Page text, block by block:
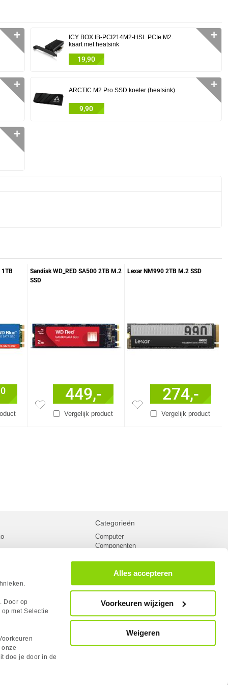
Door op
met Selectie
doe je door in de
Alles accepteren
Voorkeuren wijzigen
Weigeren
✛
ICY BOX IB-PCI214M2-HSL PCIe M2.
kaart met heatsink
19,90
✛
✛
ARCTIC M2 Pro SSD koeler (heatsink)
9,90
✛
✛
1TB
Sandisk WD_RED SA500 2TB M.2
SSD
Vergelijk product
449,-
Lexar NM990 2TB M.2 SSD
Vergelijk product
274,-
Case Badge
Categorieën
Computer
Componenten
Kabels
Netwerk
Gaming laptops
PC Systemen
Megekko fanshop